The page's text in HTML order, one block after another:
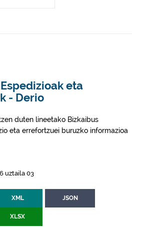
eta
- Derio
duten lineetako Bizkaibus
eta errefortzuei buruzko informazioa
uztaila 03
XML JSON
XLSX